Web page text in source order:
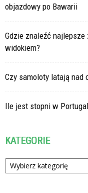
objazdowy po Bawarii
Gdzie znaleźć
widokiem?
Czy samoloty latają nad
Ile jest stopni w
KATEGORIE
Kategorie